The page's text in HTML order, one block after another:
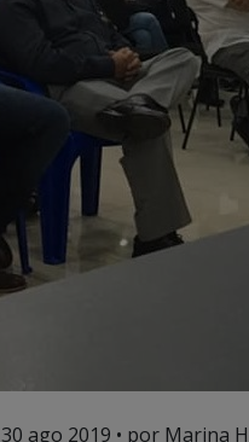
30 ago 2019 • por Marina